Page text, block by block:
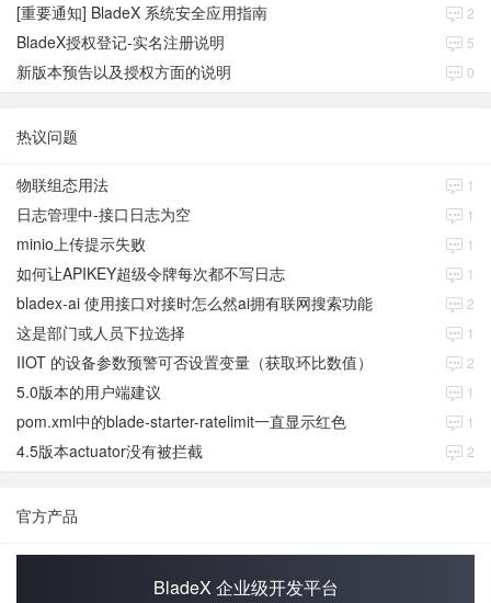
[重要通知] BladeX 系统安全应用指南 2
BladeX授权登记-实名注册说明 5
新版本预告以及授权方面的说明 0
热议问题
物联组态用法 1
日志管理中-接口日志为空 1
minio上传提示失败 1
如何让APIKEY超级令牌每次都不写日志 1
bladex-ai 使用接口对接时怎么然ai拥有联网搜索功能 2
这是部门或人员下拉选择 1
IIOT 的设备参数预警可否设置变量（获取环比数值） 2
5.0版本的用户端建议 1
pom.xml中的blade-starter-ratelimit一直显示红色 1
4.5版本actuator没有被拦截 2
官方产品
BladeX 企业级开发平台